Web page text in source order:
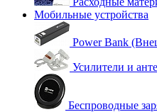
Мобильные устройства
Power Bank
Усилители и
Беспроводные